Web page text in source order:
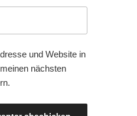
und Website in
nächsten